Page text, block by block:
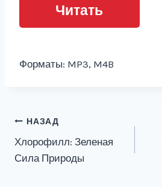
Читать
Форматы: MP3, M4B
Навигация
по
записям
НАЗАД
Хлорофилл: Зеленая
Сила Природы